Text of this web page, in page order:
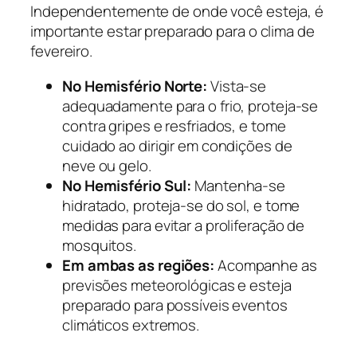
Independentemente de onde você esteja, é
importante estar preparado para o clima de
fevereiro.
No Hemisfério Norte:Vista-se
adequadamente para o frio, proteja-se
contra gripes e resfriados, e tome
cuidado ao dirigir em condições de
neve ou gelo.
No Hemisfério Sul: Mantenha-se
hidratado, proteja-se do sol, e tome
medidas para evitar a proliferação de
mosquitos.
Em ambas as regiões:Acompanhe as
previsões meteorológicas e esteja
preparado para possíveis eventos
climáticos extremos.